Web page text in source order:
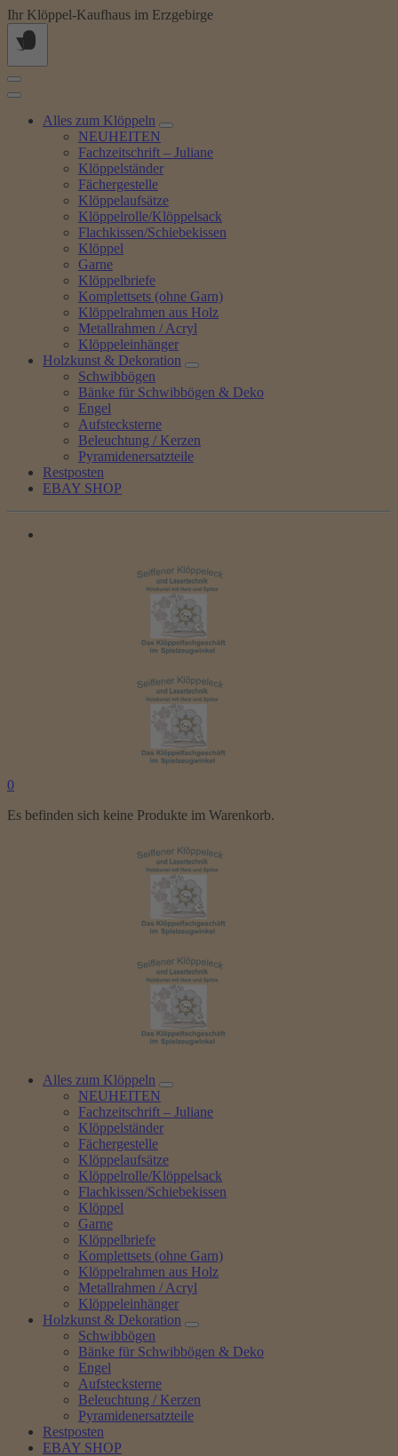
Springe
zum
Inhalt
Ihr Klöppel-Kaufhaus im Erzgebirge
Alles zum Klöppeln
NEUHEITEN
Fachzeitschrift – Juliane
Klöppelständer
Fächergestelle
Klöppelaufsätze
Klöppelrolle/Klöppelsack
Flachkissen/Schiebekissen
Klöppel
Garne
Klöppelbriefe
Komplettsets (ohne Garn)
Klöppelrahmen aus Holz
Metallrahmen / Acryl
Klöppeleinhänger
Holzkunst & Dekoration
Schwibbögen
Bänke für Schwibbögen & Deko
Engel
Aufstecksterne
Beleuchtung / Kerzen
Pyramidenersatzteile
Restposten
EBAY SHOP
0
Es befinden sich keine Produkte im Warenkorb.
Alles zum Klöppeln
NEUHEITEN
Fachzeitschrift – Juliane
Klöppelständer
Fächergestelle
Klöppelaufsätze
Klöppelrolle/Klöppelsack
Flachkissen/Schiebekissen
Klöppel
Garne
Klöppelbriefe
Komplettsets (ohne Garn)
Klöppelrahmen aus Holz
Metallrahmen / Acryl
Klöppeleinhänger
Holzkunst & Dekoration
Schwibbögen
Bänke für Schwibbögen & Deko
Engel
Aufstecksterne
Beleuchtung / Kerzen
Pyramidenersatzteile
Restposten
EBAY SHOP